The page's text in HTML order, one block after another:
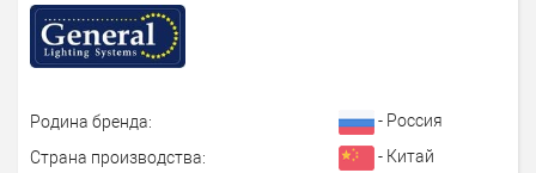
Родина бренда:
- Россия
Страна производства:
- Китай